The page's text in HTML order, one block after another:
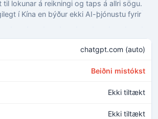
til lokunar á reikningi og taps á allri sögu.
í Kína en býður ekki AI-þjónustu fyrir
chatgpt.com (auto)
Beiðni mistókst
Ekki tiltækt
Ekki tiltækt